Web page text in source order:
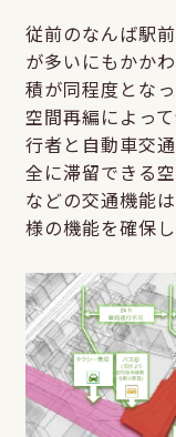
従前のなんば駅
が多いにもかか
積が同程度となっ
空間再編によっ
行者と自動車交
全に滞留できる
などの交通機能
様の機能を確保し